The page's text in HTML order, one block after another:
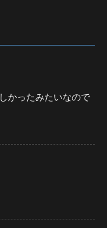
かったみたいなので